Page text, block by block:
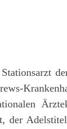
der